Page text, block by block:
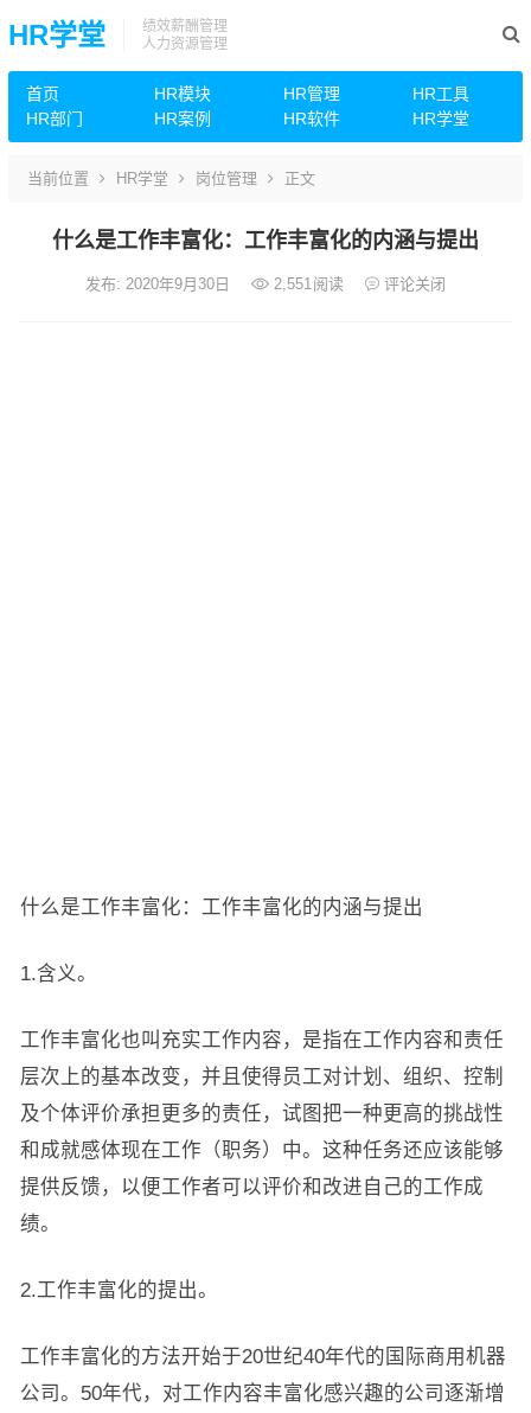
HR学堂
绩效薪酬管理
人力资源管理
首页 HR模块 HR管理
HR工具
HR部门
HR案例 HR软件 HR学堂
当前位置 HR学堂 岗位管理 正文
什么是工作丰富化：工作丰富化的内涵与提出
发布: 2020年9月30日 2,551阅读 评论关闭
什么是工作丰富化：工作丰富化的内涵与提出
1.含义。
工作丰富化也叫充实工作内容，是指在工作内容和责任
层次上的基本改变，并且使得员工对计划、组织、控制
及个体评价承担更多的责任，试图把一种更高的挑战性
和成就感体现在工作（职务）中。这种任务还应该能够
提供反馈，以便工作者可以评价和改进自己的工作成
绩。
2.工作丰富化的提出。
工作丰富化的方法开始于20世纪40年代的国际商用机器
公司。50年代，对工作内容丰富化感兴趣的公司逐渐增